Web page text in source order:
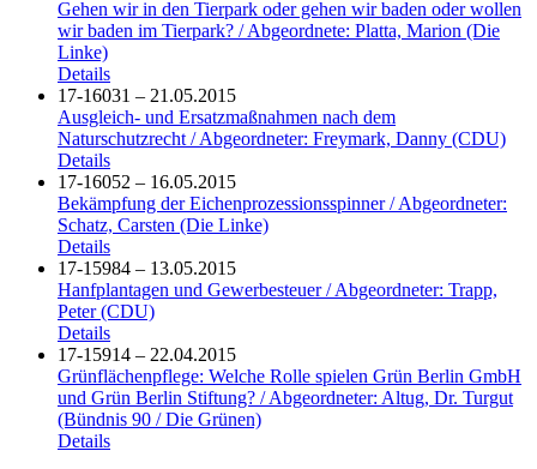
Gehen wir in den Tierpark oder gehen wir baden oder wollen
wir baden im Tierpark? / Abgeordnete: Platta, Marion (Die
Linke)
Details
17-16031 – 21.05.2015
Ausgleich- und Ersatzmaßnahmen nach dem
Naturschutzrecht / Abgeordneter: Freymark, Danny (CDU)
Details
17-16052 – 16.05.2015
Bekämpfung der Eichenprozessionsspinner / Abgeordneter:
Schatz, Carsten (Die Linke)
Details
17-15984 – 13.05.2015
Hanfplantagen und Gewerbesteuer / Abgeordneter: Trapp,
Peter (CDU)
Details
17-15914 – 22.04.2015
Grünflächenpflege: Welche Rolle spielen Grün Berlin GmbH
und Grün Berlin Stiftung? / Abgeordneter: Altug, Dr. Turgut
(Bündnis 90 / Die Grünen)
Details